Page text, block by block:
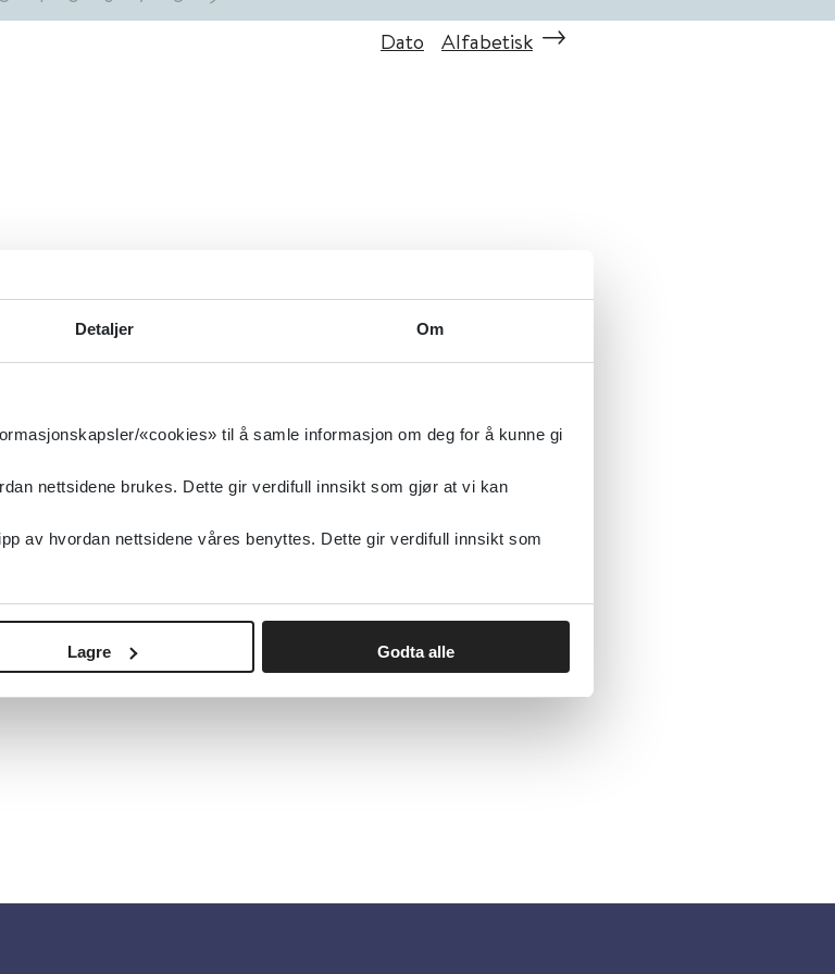
Detaljer Om
«cookies» til å samle informasjon om deg for å kunne gi
nettsidene brukes. Dette gir verdifull innsikt som gjør at vi kan
av hvordan nettsidene våres benyttes. Dette gir verdifull innsikt som
Lagre Godta alle
Dato Alfabetisk